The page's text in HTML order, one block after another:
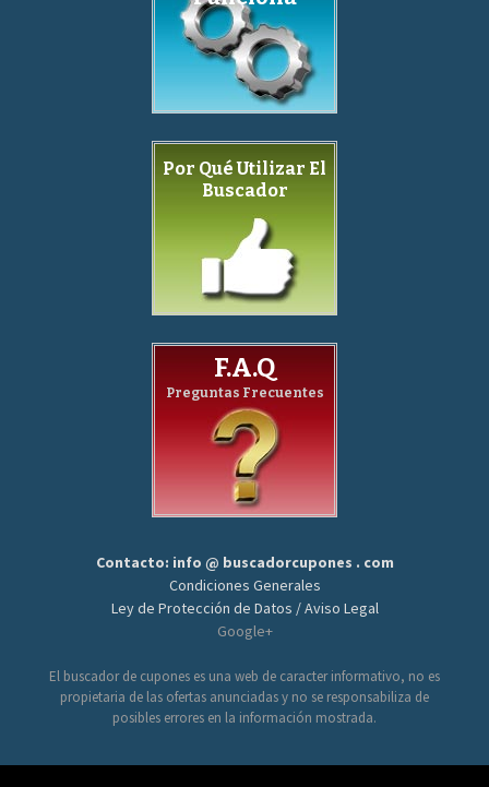
Por Qué Utilizar El
Buscador
F.A.Q
Preguntas Frecuentes
Contacto: info @ buscadorcupones . com
Condiciones Generales
Ley de Protección de Datos / Aviso Legal
Google+
El buscador de cupones es una web de caracter informativo, no es
propietaria de las ofertas anunciadas y no se responsabiliza de
posibles errores en la información mostrada.